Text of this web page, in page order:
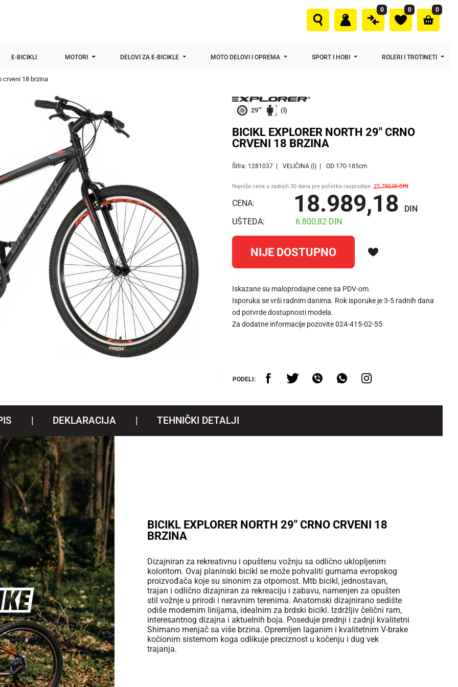
0 0 0
E-BICIKLI MOTORI DELOVI ZA E-BICIKLE MOTO DELOVI I OPREMA SPORT I HOBI ROLERI I TROTINETI
crveni 18 brzina
29"" (l)
BICIKL EXPLORER NORTH 29" CRNO
CRVENI 18 BRZINA
Šifra: 1281037 VELIČINA (l) OD 170-185cm
Najniža cena u zadnjih 30 dana pre početka rasprodaje: 25.790,00DIN
CENA: 18.989,18
DIN
UŠTEDA:
6.800,82 DIN
NIJE DOSTUPNO
Iskazane su maloprodajne cene sa PDV-om.
Isporuka se vrši radnim danima. Rok isporuke je 3-5 radnih dana
od potvrde dostupnosti modela.
Za dodatne informacije pozovite 024-415-02-55
PODELI:
DEKLARACIJA TEHNIČKI DETALJI
BICIKL EXPLORER NORTH 29" CRNO CRVENI 18
BRZINA
Dizajniran za rekreativnu i opuštenu vožnju sa odlično uklopljenim
koloritom. Ovaj planinski bicikl se može pohvaliti gumama evropskog
proizvođača koje su sinonim za otpornost. Mtb bicikl, jednostavan,
trajan i odlično dizajniran za rekreaciju i zabavu, namenjen za opušten
stil vožnje u prirodi i neravnim terenima. Anatomski dizajnirano sedište
odiše modernim linijama, idealnim za brdski bicikl. Izdržljiv čelični ram,
interesantnog dizajna i aktuelnih boja. Poseduje prednji i zadnji kvalitetni
Shimano menjač sa više brzina. Opremljen laganim i kvalitetnim V-brake
kočionim sistemom koga odlikuje preciznost u kočenju i dug vek
trajanja.